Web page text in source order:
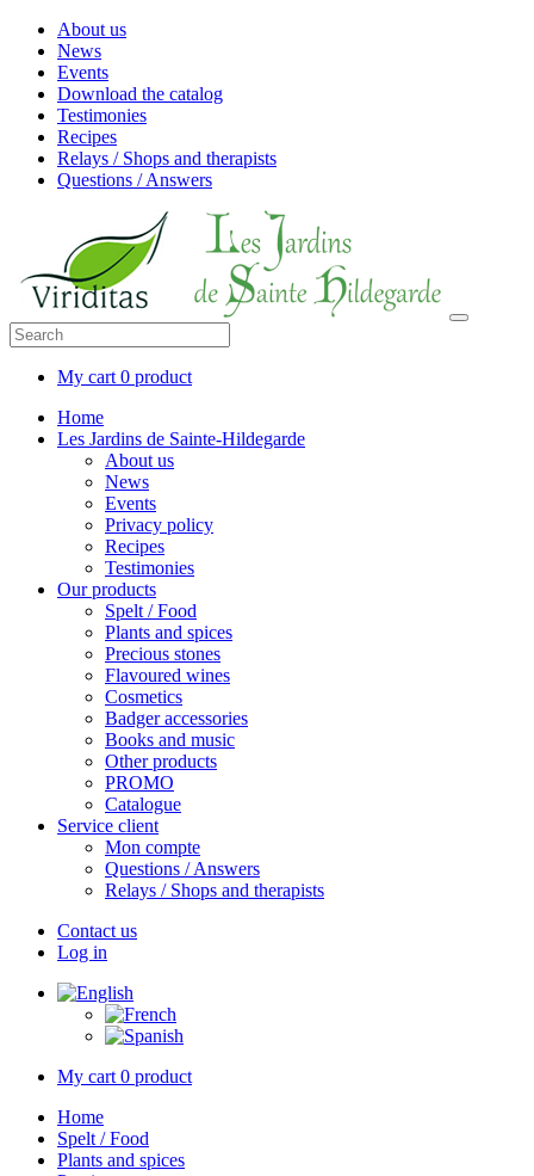
About us
News
Events
Download the catalog
Testimonies
Recipes
Relays / Shops and therapists
Questions / Answers
My cart 0 product
Home
Les Jardins de Sainte-Hildegarde
About us
News
Events
Privacy policy
Recipes
Testimonies
Our products
Spelt / Food
Plants and spices
Precious stones
Flavoured wines
Cosmetics
Badger accessories
Books and music
Other products
PROMO
Catalogue
Service client
Mon compte
Questions / Answers
Relays / Shops and therapists
Contact us
Log in
My cart 0 product
Home
Spelt / Food
Plants and spices